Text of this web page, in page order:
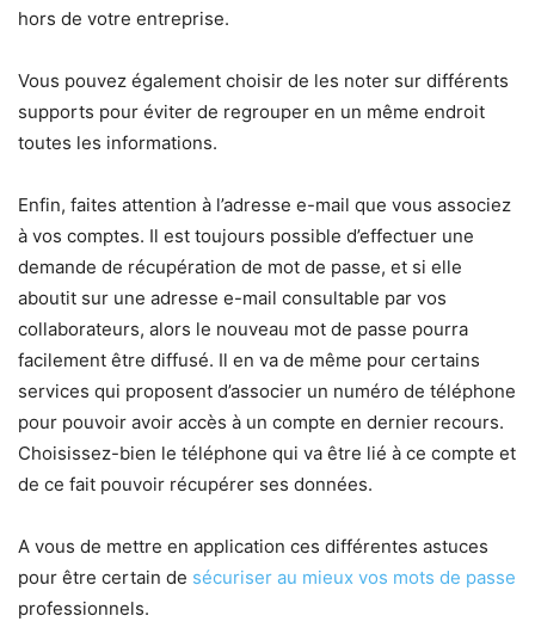
hors de votre entreprise.
Vous pouvez également choisir de les noter sur différents
supports pour éviter de regrouper en un même endroit
toutes les informations.
Enfin, faites attention à l’adresse e-mail que vous associez
à vos comptes. Il est toujours possible d’effectuer une
demande de récupération de mot de passe, et si elle
aboutit sur une adresse e-mail consultable par vos
collaborateurs, alors le nouveau mot de passe pourra
facilement être diffusé. Il en va de même pour certains
services qui proposent d’associer un numéro de téléphone
pour pouvoir avoir accès à un compte en dernier recours.
Choisissez-bien le téléphone qui va être lié à ce compte et
de ce fait pouvoir récupérer ses données.
A vous de mettre en application ces différentes astuces
pour être certain de sécuriser au mieux vos mots de passe
professionnels.